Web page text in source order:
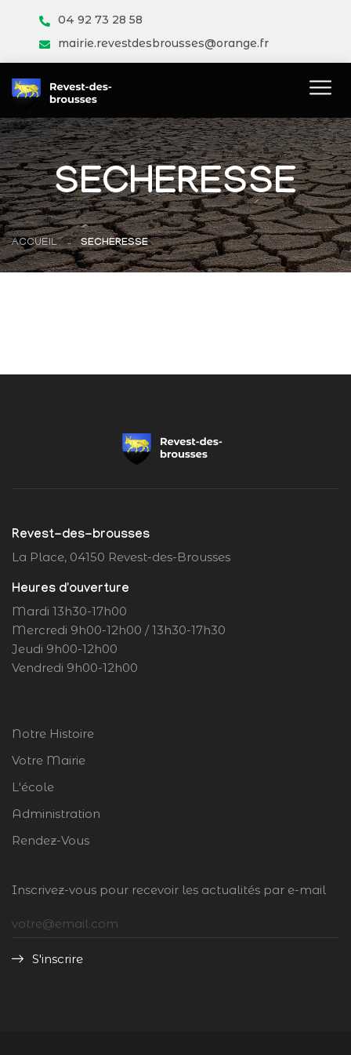
04 92 73 28 58
mairie.revestdesbrousses@orange.fr
SECHERESSE
ACCUEIL SECHERESSE
Revest-des-brousses
La Place, 04150 Revest-des-Brousses
Heures d'ouverture
Mardi 13h30-17h00
Mercredi 9h00-12h00 / 13h30-17h30
Jeudi 9h00-12h00
Vendredi 9h00-12h00
Notre Histoire
Votre Mairie
L'école
Administration
Rendez-Vous
Inscrivez-vous pour recevoir les actualités par e-mail
S'inscrire